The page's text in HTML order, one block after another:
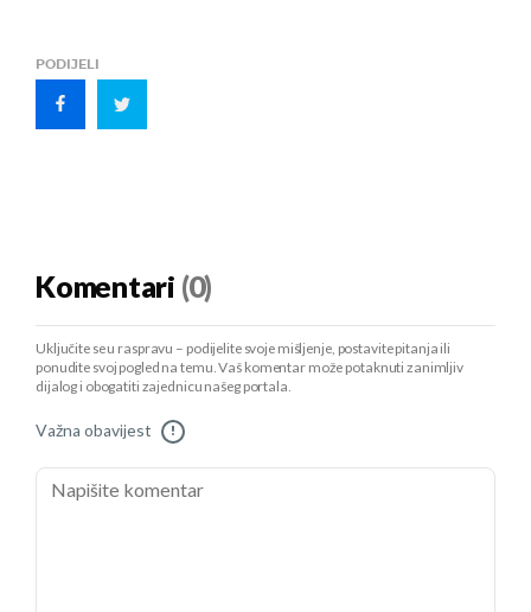
PODIJELI
Komentari (0)
Uključite se u raspravu – podijelite svoje mišljenje, postavite pitanja ili
ponudite svoj pogled na temu. Vaš komentar može potaknuti zanimljiv
dijalog i obogatiti zajednicu našeg portala.
Važna obavijest !